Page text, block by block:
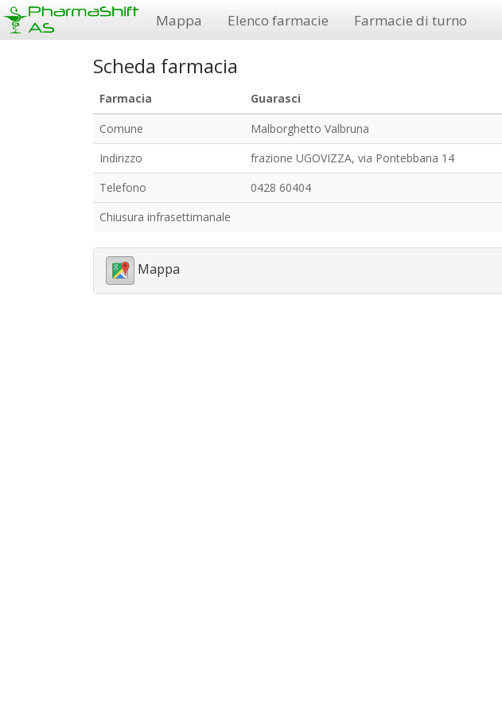
Mappa Elenco farmacie Farmacie di turno
Scheda farmacia
Farmacia
Guarasci
Comune
Malborghetto Valbruna
Indirizzo
frazione UGOVIZZA, via Pontebbana 14
Telefono
0428 60404
Chiusura infrasettimanale
Mappa